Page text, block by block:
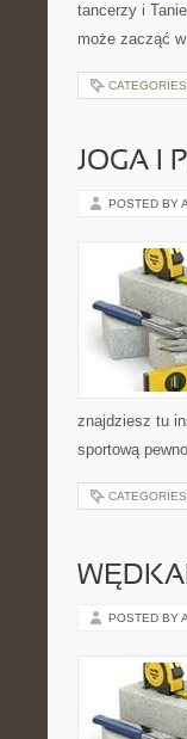
tancerzy i
może zacząć
JOGA I
POSTED BY
znajdziesz tu
sportową
POSTED BY